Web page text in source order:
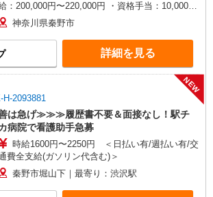
：200,000円〜220,000円 ・資格手当：10,000〜
30,000円 ・役職手当：10,000〜70,000円 ・処遇改
手当：20,000〜60,000円（勤続年数、保有資格
より変動） ・固定残業手当：20,000円（10時
） ※固定残業時間を超過する場合には超過勤務
当として別途支給 ・夜勤手当：10,000円/1回
迎 ・認知症介護基礎研修 ・初任者研修 ・実務
研修 ・介護福祉士 など
神奈川県秦野市
詳細を見る
2093881
NEW
は急げ≫≫≫履歴書不要＆面接なし！駅チ
病院で看護助手急募
時給1600円〜2250円 ＜日払い有/週払い有/交
費全支給(ガソリン代含む)＞
秦野市堀山下｜最寄り：渋沢駅